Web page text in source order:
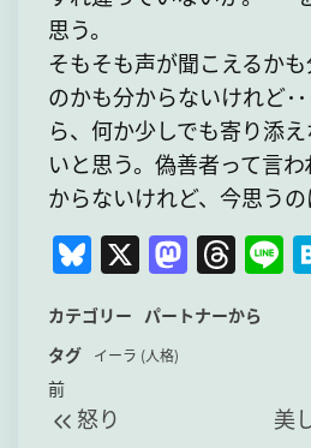
思う。
そもそも声が聞こえるか
のかも分からないけれど･
ら、何か少しでも寄り添
いと思う。偽善者って言
からないけれど、今思うの
Bl
u
e
s
k
X M
a
st
T
hr
e
n
カテゴリー パートナーから
タグ
イーラ (人格)
投
稿
過
去
前
怒り
美